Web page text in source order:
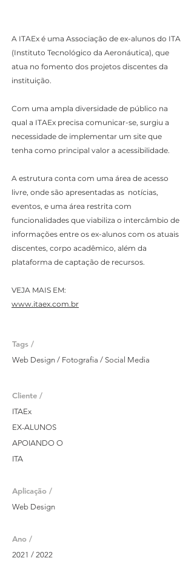
A ITAEx é uma Associação de ex-alunos do ITA
(Instituto Tecnológico da Aeronáutica), que
atua no fomento dos projetos discentes da
instituição.
Com uma ampla diversidade de público na
qual a ITAEx precisa comunicar-se, surgiu a
necessidade de implementar um site que
tenha como principal valor a acessibilidade.
A estrutura conta com uma área de acesso
livre, onde são apresentadas as notícias,
eventos, e uma área restrita com
funcionalidades que viabiliza o intercâmbio de
informações entre os ex-alunos com os atuais
discentes, corpo acadêmico, além da
plataforma de captação de recursos.
VEJA MAIS EM:
www.itaex.com.br
Tags /
Web Design / Fotografia / Social Media
Cliente /
ITAEx
EX-ALUNOS
APOIANDO O
ITA
Aplicação /
Web Design
Ano /
2021 / 2022